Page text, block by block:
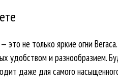
это не только яркие огни
удобством и разнообразием.
даже для самого